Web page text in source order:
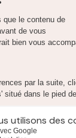
131 € / mois
Au tiers
Au tiers étendu
180 € / mois
Tous risques